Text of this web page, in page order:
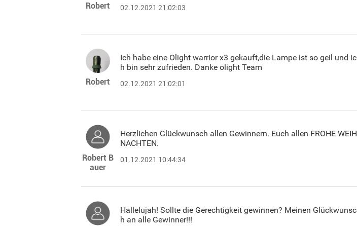
Robert 02.12.2021 21:02:03
Robert
Ich habe eine Olight warrior x3 gekauft,die Lampe ist so geil und ic
h bin sehr zufrieden. Danke olight Team
02.12.2021 21:02:01
Robert B
auer
Herzlichen Glückwunsch allen Gewinnern. Euch allen FROHE WEIH
NACHTEN.
01.12.2021 10:44:34
Hallelujah! Sollte die Gerechtigkeit gewinnen? Meinen Glückwunsc
h an alle Gewinner!!!